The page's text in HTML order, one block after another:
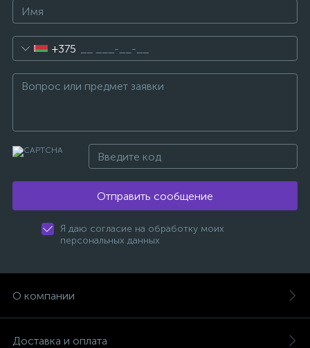
+375
Отправить сообщение
Я даю согласие на обработку моих
персональных данных
О компании
Доставка и оплата